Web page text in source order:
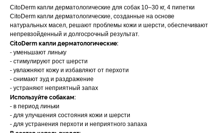
Вакцинация кроликов
Вакцинация хорьков
CitoDerm капли дерматологические для собак 10–30 кг, 4 пипетки
CitoDerm капли дерматологические, созданные на основе
натуральных масел, решают проблемы кожи и шерсти, обеспечивают
непревзойденный и долгосрочный результат.
CitoDerm капли дерматологические:
- уменьшают линьку
- стимулируют рост шерсти
- увлажняют кожу и избавляют от перхоти
- снимают зуд и раздражение
- устраняют неприятный запах
Используйте собакам:
- в период линьки
- для улучшения состояния кожи и шерсти
- для устранения перхоти и неприятного запаха
© 2015—2026 ООО «Сытая Морда»
Хотите у нас работать?
Заполнить анкету
Реквизиты